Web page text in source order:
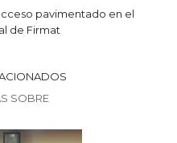
pavimentado en el
de Firmat
SOBRE